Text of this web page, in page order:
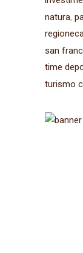
natura
san
time
turismo